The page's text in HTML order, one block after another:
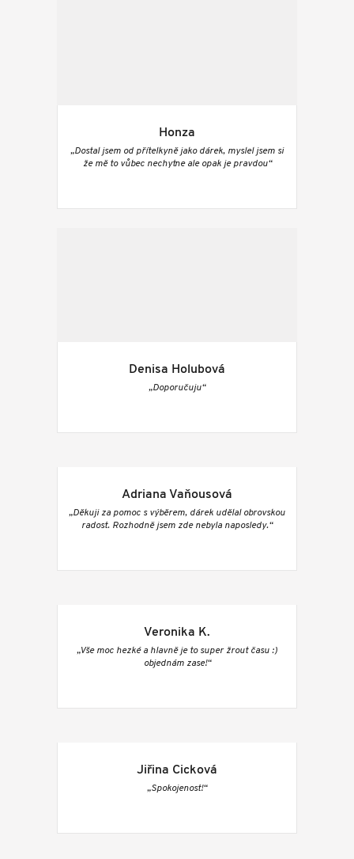
Honza
„Dostal jsem od přítelkyně jako dárek, myslel jsem si
že mě to vůbec nechytne ale opak je pravdou“
Denisa Holubová
„Doporučuju“
Adriana Vaňousová
„Děkuji za pomoc s výběrem, dárek udělal obrovskou
radost. Rozhodně jsem zde nebyla naposledy.“
Veronika K.
„Vše moc hezké a hlavně je to super žrout času :)
objednám zase!“
Jiřina Cicková
„Spokojenost!“